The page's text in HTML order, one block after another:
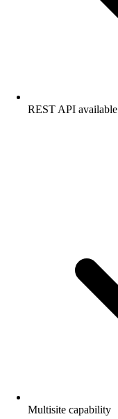
REST API available
Multisite capability